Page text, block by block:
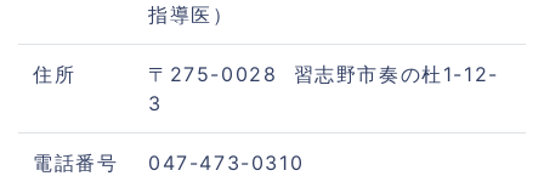
指導医）
住所
〒275-0028 習志野市奏の杜1-12-
3
電話番号 047-473-0310